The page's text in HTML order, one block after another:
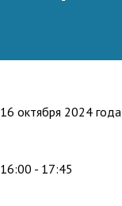
16 октября 2024 года
16:00 - 17:45